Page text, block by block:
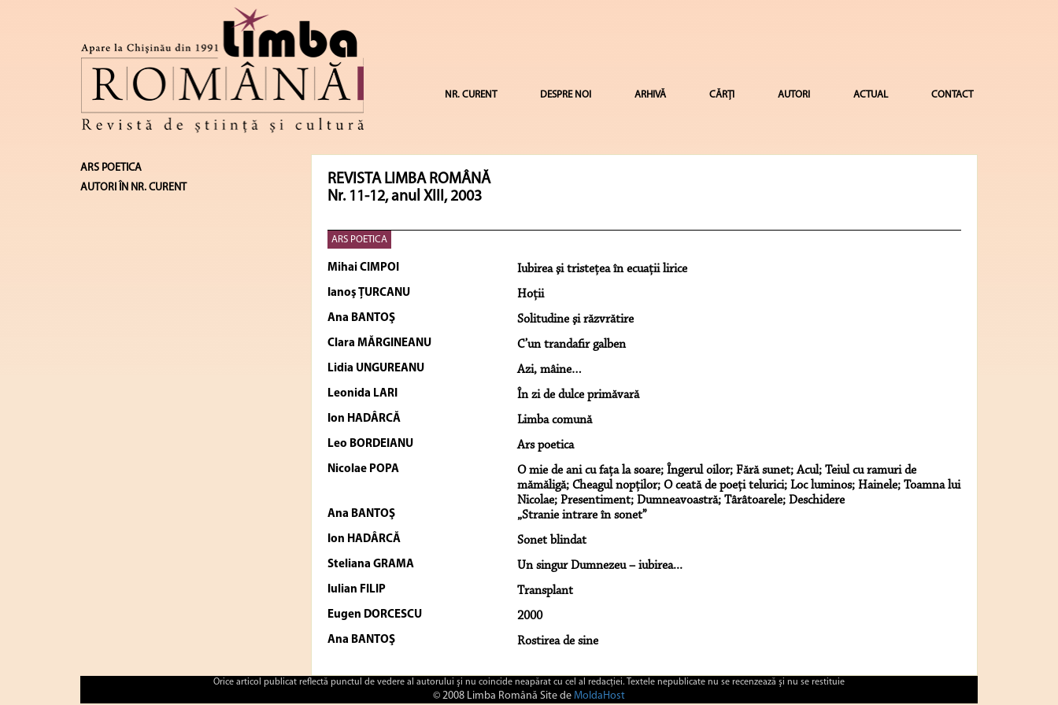
NR. CURENT DESPRE NOI ARHIVĂ CĂRȚI AUTORI ACTUAL CONTACT
ARS POETICA
AUTORI ÎN NR. CURENT
REVISTA LIMBA ROMÂNĂ
Nr. 11-12, anul XIII, 2003
ARS POETICA
Mihai CIMPOI Iubirea şi tristeţea în ecuaţii lirice
Ianoş ŢURCANU Hoţii
Ana BANTOŞ Solitudine şi răzvrătire
Clara MĂRGINEANU C’un trandafir galben
Lidia UNGUREANU Azi, mâine…
Leonida LARI În zi de dulce primăvară
Ion HADÂRCĂ Limba comună
Leo BORDEIANU Ars poetica
Nicolae POPA
O mie de ani cu faţa la soare; Îngerul oilor; Fără sunet; Acul; Teiul cu ramuri de
mămăligă; Cheagul nopţilor; O ceată de poeţi telurici; Loc luminos; Hainele; Toamna lui
Nicolae; Presentiment; Dumneavoastră; Târâtoarele; Deschidere
Ana BANTOŞ „Stranie intrare în sonet”
Ion HADÂRCĂ Sonet blindat
Steliana GRAMA Un singur Dumnezeu – iubirea...
Iulian FILIP Transplant
Eugen DORCESCU 2000
Ana BANTOŞ Rostirea de sine
Orice articol publicat reflectă punctul de vedere al autorului şi nu coincide neapărat cu cel al redacţiei. Textele nepublicate nu se recenzează şi nu se restituie
© 2008 Limba Română Site de MoldaHost